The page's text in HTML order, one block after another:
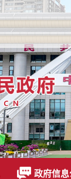
政府信